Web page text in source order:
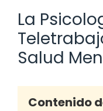
La
Salud
Contenido